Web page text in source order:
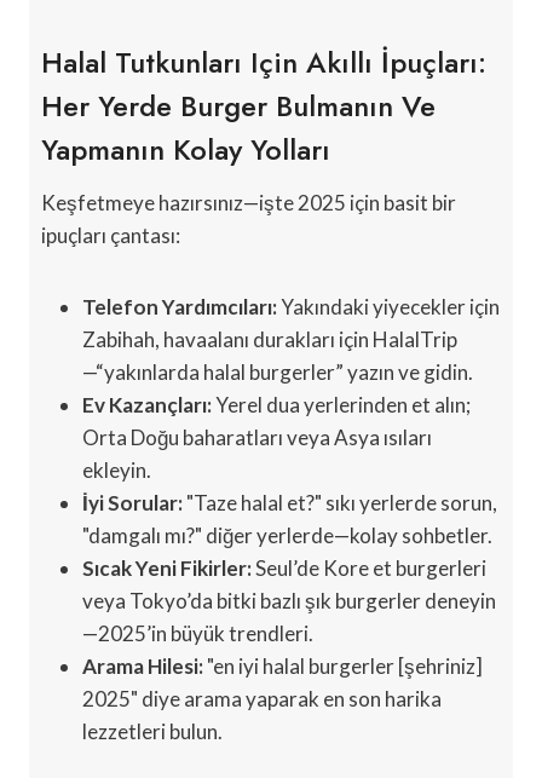
Halal Tutkunları Için Akıllı İpuçları:
Her Yerde Burger Bulmanın Ve
Yapmanın Kolay Yolları
Keşfetmeye hazırsınız—işte 2025 için basit bir
ipuçları çantası:
Telefon Yardımcıları:Yakındaki yiyecekler için
Zabihah, havaalanı durakları için HalalTrip
—“yakınlarda halal burgerler” yazın ve gidin.
Ev Kazançları:Yerel dua yerlerinden et alın;
Orta Doğu baharatları veya Asya ısıları
ekleyin.
İyi Sorular:"Taze halal et?" sıkı yerlerde sorun,
"damgalı mı?" diğer yerlerde—kolay sohbetler.
Sıcak Yeni Fikirler:Seul’de Kore et burgerleri
veya Tokyo’da bitki bazlı şık burgerler deneyin
—2025’in büyük trendleri.
Arama Hilesi:"en iyi halal burgerler [şehriniz]
2025" diye arama yaparak en son harika
lezzetleri bulun.